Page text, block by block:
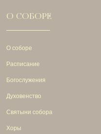
О СОБОРЕ
О соборе
Расписание
Богослужения
Духовенство
Святыни собора
Хоры